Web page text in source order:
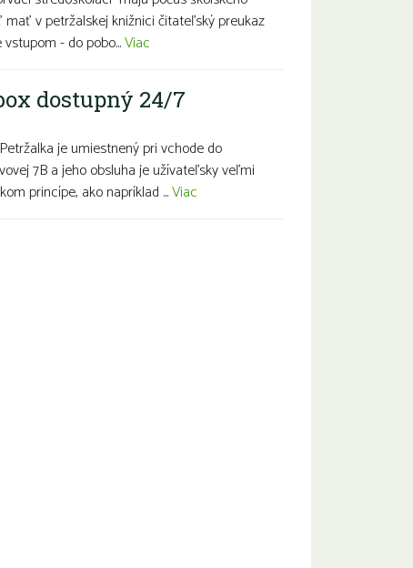
v petržalskej knižnici čitateľský preukaz
- do pobo...Viac
dostupný 24/7
je umiestnený pri vchode do
7B a jeho obsluha je užívateľsky veľmi
princípe, ako napríklad ...Viac